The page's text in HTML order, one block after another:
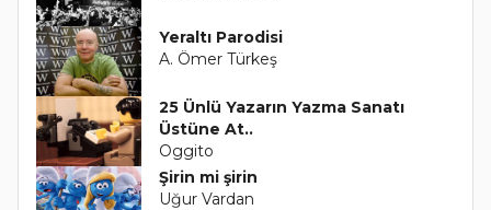
Yeraltı Parodisi
A. Ömer Türkeş
25 Ünlü Yazarın Yazma Sanatı
Üstüne At..
Oggito
Şirin mi şirin
Uğur Vardan